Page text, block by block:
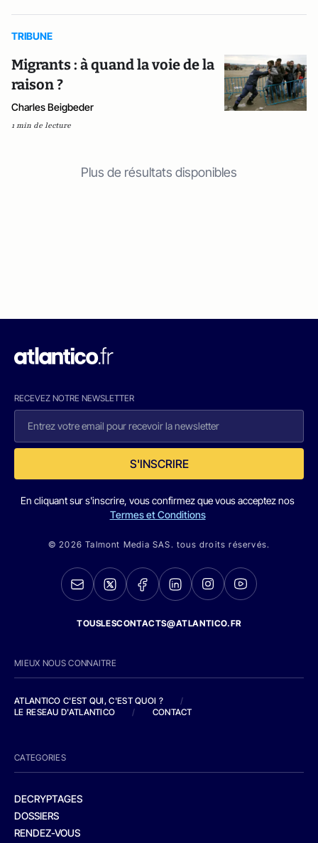
TRIBUNE
Migrants : à quand la voie de la
raison ?
Charles Beigbeder
1 min de lecture
Plus de résultats disponibles
RECEVEZ NOTRE NEWSLETTER
S'INSCRIRE
En cliquant sur s'inscrire, vous confirmez que vous acceptez nos
Termes et Conditions
© 2026 Talmont Media SAS. tous droits réservés.
TOUSLESCONTACTS@ATLANTICO.FR
MIEUX NOUS CONNAITRE
ATLANTICO C'EST QUI, C'EST QUOI ?
/
LE RESEAU D'ATLANTICO
/ CONTACT
CATEGORIES
DECRYPTAGES
DOSSIERS
RENDEZ-VOUS